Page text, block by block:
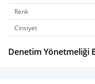
Renk
Cinsiyet
Denetim Yönetmeliği